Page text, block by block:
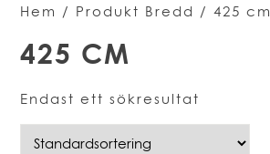
Hem / Produkt Bredd / 425 cm
425 CM
Endast ett sökresultat